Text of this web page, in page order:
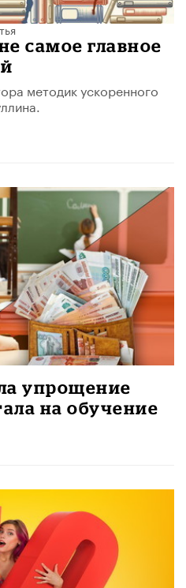
самое главное
методик ускоренного
упрощение
на обучение